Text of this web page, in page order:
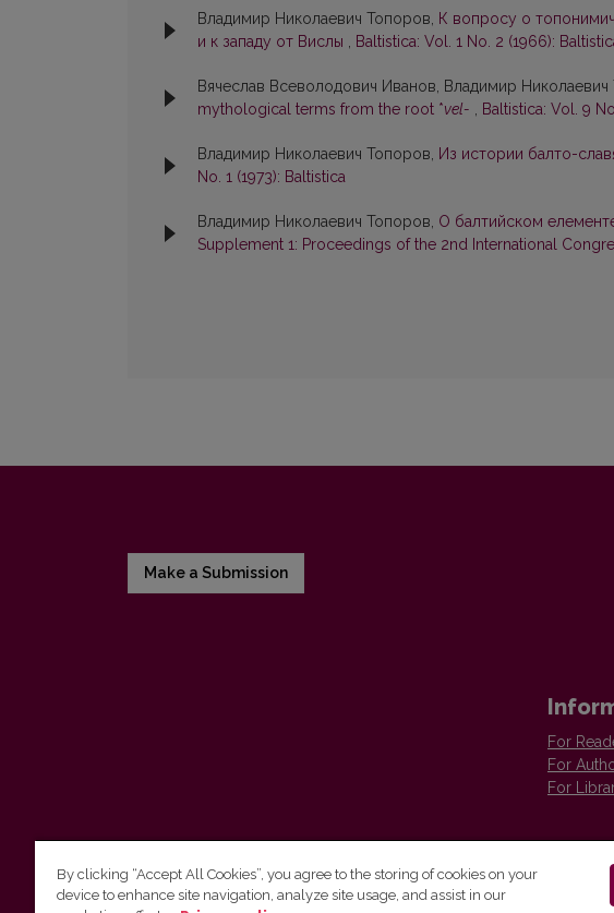
Владимир Николаевич Топоров, К вопросу о
и к западу от Вислы , Baltistica: Vol. 1 No. 2 (1966):
Вячеслав Всеволодович Иванов, Владимир Николаевич
mythological terms from the root *vel- , Baltistica: Vol. 9
Владимир Николаевич Топоров, Из истории балто-
No. 1 (1973): Baltistica
Владимир Николаевич Топоров, О балтийском
Supplement 1: Proceedings of the 2nd International
Make a Submission
For
For
For
By clicking “Accept All Cookies”, you agree to the storing of cookies on your
device to enhance site navigation, analyze site usage, and assist in our